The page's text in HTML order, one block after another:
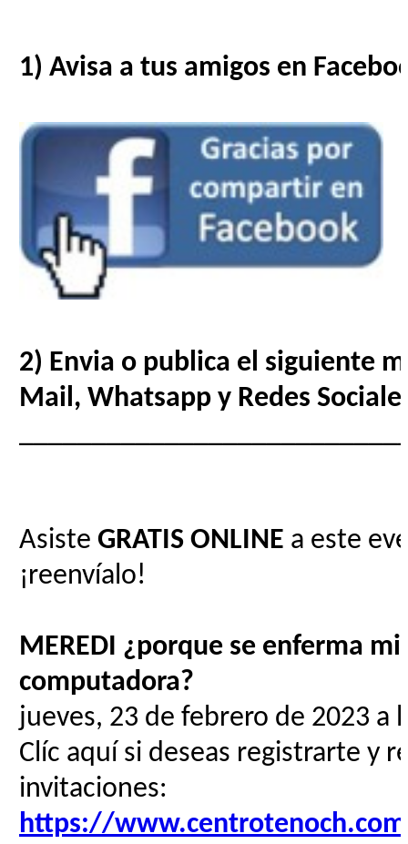
1) Avisa a tus amigos en
2) Envia o publica el siguiente
Mail, Whatsapp y Redes
Asiste GRATIS ONLINE a este
¡reenvíalo!
MEREDI ¿porque se enferma mi
computadora?
jueves, 23 de febrero de 2023 a
Clíc aquí si deseas registrarte y
invitaciones:
https://